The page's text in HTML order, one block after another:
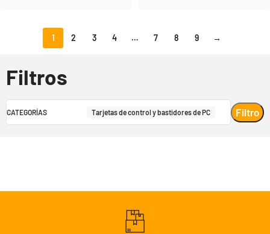
1 2 3 4 … 7 8 9 →
Filtros
CATEGORÍAS Tarjetas de control y bastidores de PC Filtro